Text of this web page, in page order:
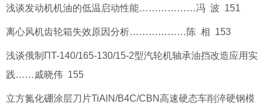
浅谈发动机机油的低温启动性能………………冯 波 151
离心风机齿轮箱失效原因分析………………陈 相 153
浅谈俄制ΠT-140/165-130/15-2型汽轮机轴承油挡改造应用实
践……戚晓伟 155
立方氮化硼涂层刀片TiAlN/B4C/CBN高速硬态车削淬硬钢模